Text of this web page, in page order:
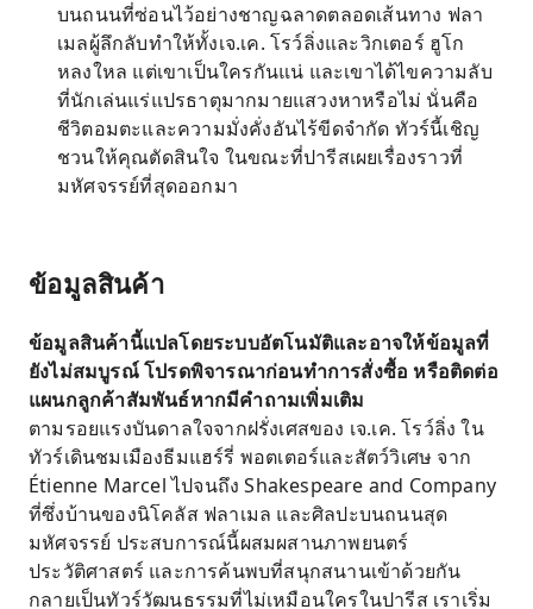
บนถนนที่ซ่อนไว้อย่างชาญฉลาดตลอดเส้นทาง ฟลา
เมลผู้ลึกลับทำให้ทั้งเจ.เค. โรว์ลิ่งและวิกเตอร์ ฮูโก
หลงใหล แต่เขาเป็นใครกันแน่ และเขาได้ไขความลับ
ที่นักเล่นแร่แปรธาตุมากมายแสวงหาหรือไม่ นั่นคือ
ชีวิตอมตะและความมั่งคั่งอันไร้ขีดจำกัด ทัวร์นี้เชิญ
ชวนให้คุณตัดสินใจ ในขณะที่ปารีสเผยเรื่องราวที่
มหัศจรรย์ที่สุดออกมา
ข้อมูลสินค้า
ข้อมูลสินค้านี้แปลโดยระบบอัตโนมัติและอาจให้ข้อมูลที่
ยังไม่สมบูรณ์ โปรดพิจารณาก่อนทำการสั่งซื้อ หรือติดต่อ
แผนกลูกค้าสัมพันธ์หากมีคำถามเพิ่มเติม
ตามรอยแรงบันดาลใจจากฝรั่งเศสของ เจ.เค. โรว์ลิ่ง ใน
ทัวร์เดินชมเมืองธีมแฮร์รี่ พอตเตอร์และสัตว์วิเศษ จาก
Étienne Marcel ไปจนถึง Shakespeare and Company
ที่ซึ่งบ้านของนิโคลัส ฟลาเมล และศิลปะบนถนนสุด
มหัศจรรย์ ประสบการณ์นี้ผสมผสานภาพยนตร์
ประวัติศาสตร์ และการค้นพบที่สนุกสนานเข้าด้วยกัน
กลายเป็นทัวร์วัฒนธรรมที่ไม่เหมือนใครในปารีส เราเริ่ม